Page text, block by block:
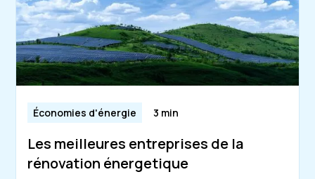
Économies d'énergie 3 min
Les meilleures entreprises de la
rénovation énergetique